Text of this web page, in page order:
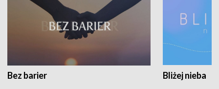
Bez barier Bliżej nieba